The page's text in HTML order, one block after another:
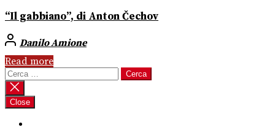
“Il gabbiano”, di Anton Čechov
Danilo Amione
Read more
Ricerca
per:
Close